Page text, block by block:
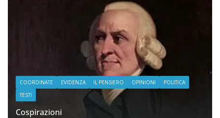
COORDINATE EVIDENZA IL PENSIERO OPINIONI
POLITICA
TESTI
Cospirazioni